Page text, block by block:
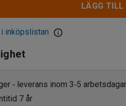
LÄGG TILL
inköpslistan
‑ leverans inom 3‑5 arbetsdagar
7 år